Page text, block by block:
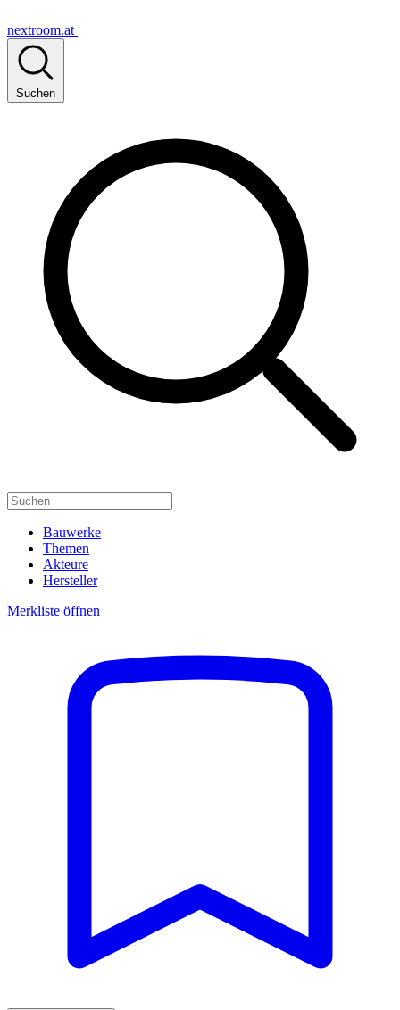
nextroom.at
Suchen
Bauwerke
Themen
Akteure
Hersteller
Merkliste öffnen